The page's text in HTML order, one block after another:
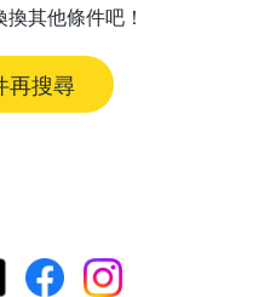
其他條件吧！
再搜尋